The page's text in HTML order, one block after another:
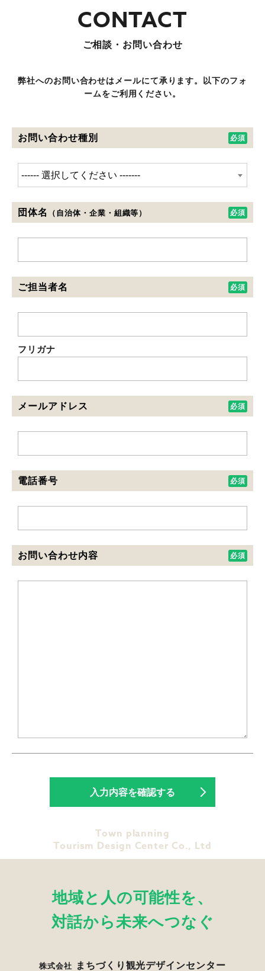
ご相談・お問い合わせ
弊社へのお問い合わせはメールにて承ります。以下のフォ
ームをご利用ください。
お問い合わせ種別
団体名 （自治体・企業・組織等）
ご担当者名
フリガナ
メールアドレス
電話番号
お問い合わせ内容
Town planning
Tourism Design Center Co., Ltd
地域と人の可能性を、
対話から未来へつなぐ
株式会社 まちづくり観光デザインセンター